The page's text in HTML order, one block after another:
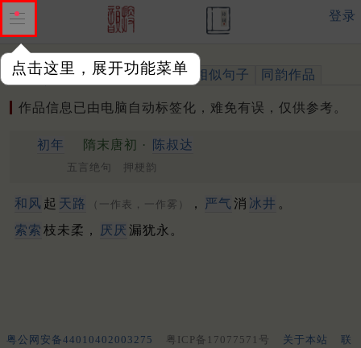
点击这里，展开功能菜单
登录
作品 标注四声 出处、引用 相似句子 同韵作品
作品信息已由电脑自动标签化，难免有误，仅供参考。
初年 隋末唐初 · 陈叔达
五言绝句 押梗韵
和风 起 天路 （一作表，一作雾） ， 严气 消 冰井 。
索索 枝未柔， 厌厌 漏犹永。
粤公网安备44010402003275 粤ICP备17077571号 关于本站
联